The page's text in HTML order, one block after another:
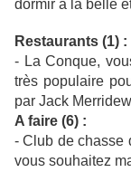
dormir à la belle
Restaurants (1) :
- La Conque,
très populaire
par Jack
A faire (6) :
- Club de chasse
vous souhaitez